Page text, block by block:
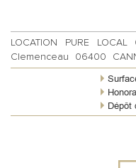
LOCATION PURE
Clemenceau 06400
CANNES Location pure
Dépôt